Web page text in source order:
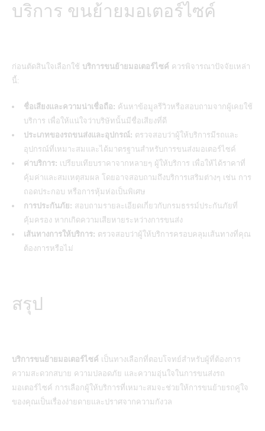
บริการ ขนย้ายมอเตอร์ไซค์
ก่อนตัดสินใจเลือกใช้ บริการขนย้ายมอเตอร์ไซค์ ควรพิจารณาปัจจัยเหล่า
นี้:
ชื่อเสียงและความน่าเชื่อถือ: ค้นหาข้อมูลรีวิวหรือสอบถามจากผู้เคยใช้
บริการ เพื่อให้แน่ใจว่าบริษัทนั้นมีชื่อเสียงที่ดี
ประเภทของรถขนส่งและอุปกรณ์: ตรวจสอบว่าผู้ให้บริการมีรถและ
อุปกรณ์ที่เหมาะสมและได้มาตรฐานสำหรับการขนส่งมอเตอร์ไซค์
ค่าบริการ: เปรียบเทียบราคาจากหลายๆ ผู้ให้บริการ เพื่อให้ได้ราคาที่
คุ้มค่าและสมเหตุสมผล โดยอาจสอบถามถึงบริการเสริมต่างๆ เช่น การ
ถอดประกอบ หรือการหุ้มห่อเป็นพิเศษ
การประกันภัย: สอบถามรายละเอียดเกี่ยวกับกรมธรรม์ประกันภัยที่
คุ้มครอง หากเกิดความเสียหายระหว่างการขนส่ง
เส้นทางการให้บริการ: ตรวจสอบว่าผู้ให้บริการครอบคลุมเส้นทางที่คุณ
ต้องการหรือไม่
สรุป
บริการขนย้ายมอเตอร์ไซค์ เป็นทางเลือกที่ตอบโจทย์สำหรับผู้ที่ต้องการ
ความสะดวกสบาย ความปลอดภัย และความอุ่นใจในการขนส่งรถ
มอเตอร์ไซค์ การเลือกผู้ให้บริการที่เหมาะสมจะช่วยให้การขนย้ายรถคู่ใจ
ของคุณเป็นเรื่องง่ายดายและปราศจากความกังวล